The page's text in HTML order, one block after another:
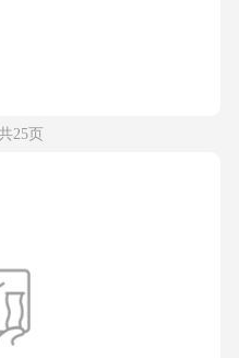
25页